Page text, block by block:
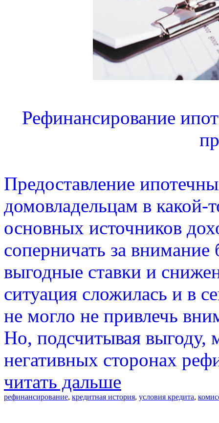
Рефинансирование
Предоставление
домовладельцам в какой-
основных источников
соперничать за
выгодные ставки и
ситуация сложилась и в
не могло не привлечь
Но, подсчитывая выгоду,
негативных сторонах
читать дальше
рефинансирование, кредитная история, условия кредита,